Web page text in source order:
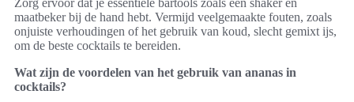
Zorg ervoor dat je essentiële bartools zoals een shaker en
maatbeker bij de hand hebt. Vermijd veelgemaakte fouten, zoals
onjuiste verhoudingen of het gebruik van koud, slecht gemixt ijs,
om de beste cocktails te bereiden.
Wat zijn de voordelen van het gebruik van ananas in
cocktails?